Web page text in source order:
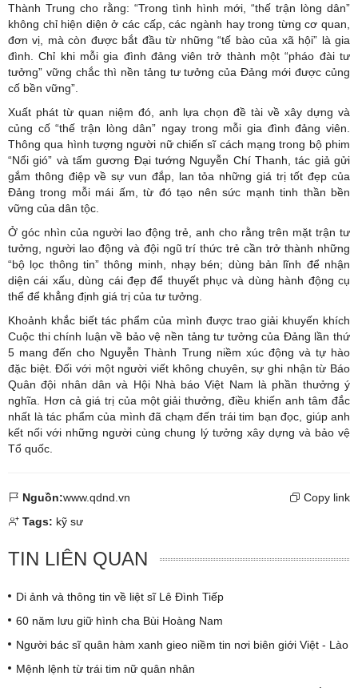
Thành Trung cho rằng: “Trong tình hình mới, “thế trận lòng dân”
không chỉ hiện diện ở các cấp, các ngành hay trong từng cơ quan,
đơn vị, mà còn được bắt đầu từ những “tế bào của xã hội” là gia
đình. Chỉ khi mỗi gia đình đảng viên trở thành một “pháo đài tư
tưởng” vững chắc thì nền tảng tư tưởng của Đảng mới được củng
cố bền vững”.
Xuất phát từ quan niệm đó, anh lựa chọn đề tài về xây dựng và
củng cố “thế trận lòng dân” ngay trong mỗi gia đình đảng viên.
Thông qua hình tượng người nữ chiến sĩ cách mạng trong bộ phim
“Nổi gió” và tấm gương Đại tướng Nguyễn Chí Thanh , tác giả gửi
gắm thông điệp về sự vun đắp, lan tỏa những giá trị tốt đẹp của
Đảng trong mỗi mái ấm, từ đó tạo nên sức mạnh tinh thần bền
vững của dân tộc.
Ở góc nhìn của người lao động trẻ, anh cho rằng trên mặt trận tư
tưởng, người lao động và đội ngũ trí thức trẻ cần trở thành những
“bộ lọc thông tin” thông minh, nhạy bén; dùng bản lĩnh để nhận
diện cái xấu, dùng cái đẹp để thuyết phục và dùng hành động cụ
thể để khẳng định giá trị của tư tưởng.
Khoảnh khắc biết tác phẩm của mình được trao giải khuyến khích
Cuộc thi chính luận về bảo vệ nền tảng tư tưởng của Đảng lần thứ
5 mang đến cho Nguyễn Thành Trung niềm xúc động và tự hào
đặc biệt. Đối với một người viết không chuyên, sự ghi nhận từ Báo
Quân đội nhân dân và Hội Nhà báo Việt Nam là phần thưởng ý
nghĩa. Hơn cả giá trị của một giải thưởng, điều khiến anh tâm đắc
nhất là tác phẩm của mình đã chạm đến trái tim bạn đọc, giúp anh
kết nối với những người cùng chung lý tưởng xây dựng và bảo vệ
Tổ quốc.
Nguồn:www.qdnd.vn
Copy link
Tags: kỹ sư
TIN LIÊN QUAN
Di ảnh và thông tin về liệt sĩ Lê Đình Tiếp
60 năm lưu giữ hình cha Bùi Hoàng Nam
Người bác sĩ quân hàm xanh gieo niềm tin nơi biên giới Việt - Lào
Mệnh lệnh từ trái tim nữ quân nhân